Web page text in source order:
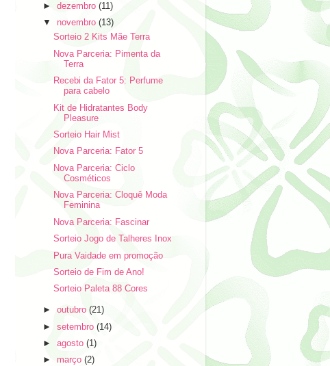
►dezembro(11)
▼ novembro(13)
Sorteio 2 Kits Mãe Terra
Nova Parceria: Pimenta da
Terra
Recebi da Fator 5: Perfume
para cabelo
Kit de Hidratantes Body
Pleasure
Sorteio Hair Mist
Nova Parceria: Fator 5
Nova Parceria: Ciclo
Cosméticos
Nova Parceria: Cloquê Moda
Feminina
Nova Parceria: Fascinar
Sorteio Jogo de Talheres Inox
Pura Vaidade em promoção
Sorteio de Fim de Ano!
Sorteio Paleta 88 Cores
►outubro(21)
►setembro(14)
►agosto(1)
► março(2)